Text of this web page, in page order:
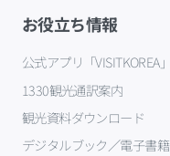
お役立ち情報
公式アプリ「VISITKOREA」
1330観光通訳案内
観光資料ダウンロード
デジタルブック／電子書籍